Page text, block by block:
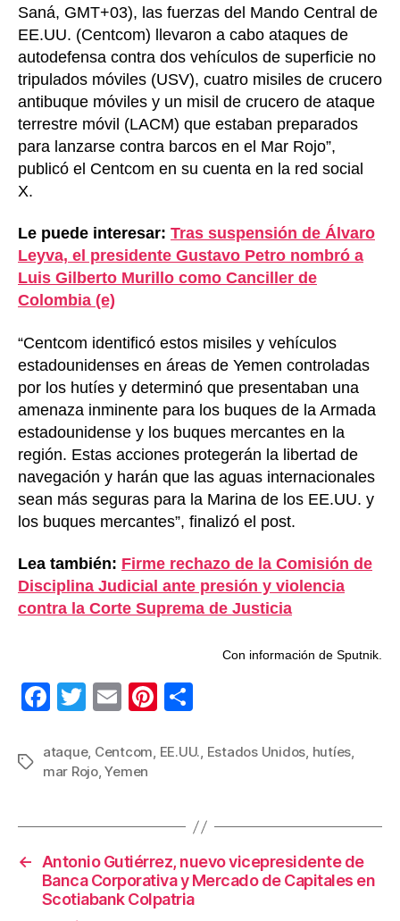
Saná, GMT+03), las fuerzas del Mando Central de
EE.UU. (Centcom) llevaron a cabo ataques de
autodefensa contra dos vehículos de superficie no
tripulados móviles (USV), cuatro misiles de crucero
antibuque móviles y un misil de crucero de ataque
terrestre móvil (LACM) que estaban preparados
para lanzarse contra barcos en el Mar Rojo”,
publicó el Centcom en su cuenta en la red social
X.
Le puede interesar: Tras suspensión de Álvaro
Leyva, el presidente Gustavo Petro nombró a
Luis Gilberto Murillo como Canciller de
Colombia (e)
“Centcom identificó estos misiles y vehículos
estadounidenses en áreas de Yemen controladas
por los hutíes y determinó que presentaban una
amenaza inminente para los buques de la Armada
estadounidense y los buques mercantes en la
región. Estas acciones protegerán la libertad de
navegación y harán que las aguas internacionales
sean más seguras para la Marina de los EE.UU. y
los buques mercantes”, finalizó el post.
Lea también: Firme rechazo de la Comisión de
Disciplina Judicial ante presión y violencia
contra la Corte Suprema de Justicia
Con información de Sputnik.
F
c
e
o
k
T
tt
er
E
ail
Pi
er m
tir
Etiquetas
ataque, Centcom, EE.UU., Estados Unidos, hutíes,
mar Rojo,Yemen
←
Antonio Gutiérrez, nuevo vicepresidente de
Banca Corporativa y Mercado de Capitales en
Scotiabank Colpatria